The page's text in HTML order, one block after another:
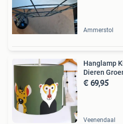
Ammerstol
Hanglamp
Dieren
€ 69,95
Veenendaal